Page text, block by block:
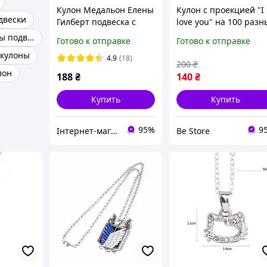
Женские кулоны подвески
Кулон Медальон Елены
Гилберт подвеска с
Vampire Diaries
Готово к отправке
4.9 (18)
188₴
Купить
Інтернет-магазин "Vegvisir" 95%
Кулон с проекцией "I
love you" на 100
кулон сердце "Я тебя
Готово к отправке
140₴
200 ₴
Купить
Be Store